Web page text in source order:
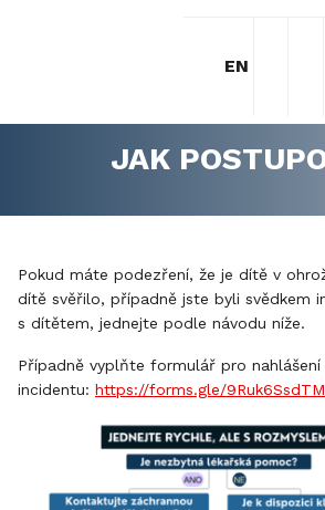
EN
JAK
Pokud máte podezření, že je dítě v
dítě svěřilo, případně jste byli svědkem
s dítětem, jednejte podle návodu níže.
Případně vyplňte formulář pro nahlášení
incidentu: https://forms.gle/